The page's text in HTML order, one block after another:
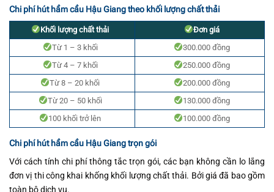
Chi phí hút hầm cầu Hậu Giang theo khối lượng chất thải
Khối lượng chất thải
Đơn giá
Từ 1 – 3 khối
300.000 đồng
Từ 4 – 7 khối
250.000 đồng
Từ 8 – 20 khối
200.000 đồng
Từ 20 – 50 khối
130.000 đồng
100 khối trở lên
100.000 đồng
Chi phí hút hầm cầu Hậu Giang trọn gói
Với cách tính chi phí thông tắc trọn gói, các bạn không cần lo lắng
đơn vị thi công khai khống khối lượng chất thải. Bởi giá đã bao gồm